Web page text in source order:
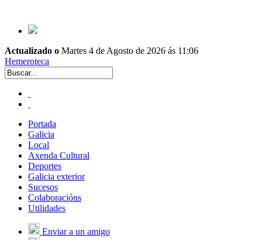
Actualizado o Martes 4 de Agosto de 2026 ás 11:06
Hemeroteca
Portada
Galicia
Local
Axenda Cultural
Deportes
Galicia exterior
Sucesos
Colaboracións
Utilidades
Enviar a un amigo